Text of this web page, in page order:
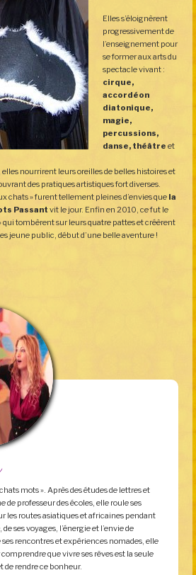
Elles s’éloignèrent
progressivement de
l’enseignement pour
se former aux arts du
spectacle vivant :
cirque,
accordéon
diatonique,
magie,
percussions,
danse, théâtre et
nourrirent leurs oreilles de belles histoires et
des pratiques artistiques fort diverses.
chats » furent tellement pleines d’envies que la
Passant vit le jour. Enfin en 2010, ce fut le
qui tombèrent sur leurs quatre pattes et créèrent
jeune public, début d’une belle aventure !
mots ». Après des études de lettres et
de professeur des écoles, elle roule ses
les routes asiatiques et africaines pendant
ses voyages, l’énergie et l’envie de
rencontres et expériences nomades, elle
que vivre ses rêves est la seule
de rendre ce bonheur.